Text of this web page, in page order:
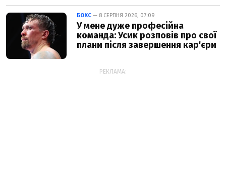
БОКС — 8 СЕРПНЯ 2026, 07:09
У мене дуже професійна
команда: Усик розповів про свої
плани після завершення кар'єри
РЕКЛАМА: